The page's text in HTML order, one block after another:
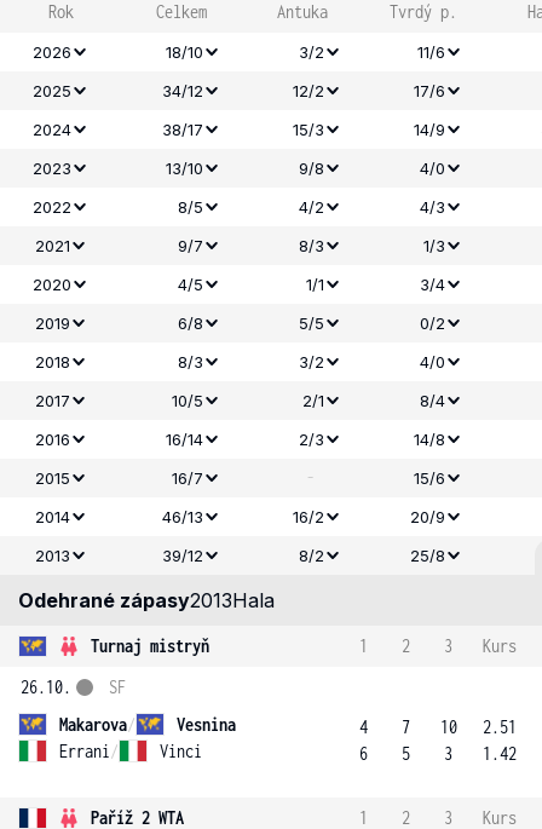
Rok Celkem Antuka Tvrdý p.
2026 18/10 3/2
11/6
2025
34/12 12/2
17/6
2024
38/17 15/3 14/9
2023
13/10 9/8
4/0
2022
8/5 4/2
4/3
2021
9/7 8/3
1/3
2020
4/5 1/1
3/4
2019
6/8 5/5
0/2
2018
8/3 3/2
4/0
2017
10/5 2/1
8/4
2016
16/14 2/3
14/8
2015
16/7 -
15/6
2014
46/13 16/2
20/9
2013
39/12 8/2 25/8
Odehrané zápasy2013Hala
Turnaj mistryň 1 2 3
Kurs
26.10.
Makarova/
Vesnina
Errani / Vinci
SF
4
6
7
5
10
3
2.51
1.42
Paříž 2 WTA 1 2 3
Kurs